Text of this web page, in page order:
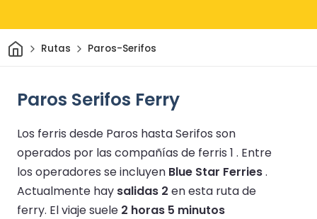
InicioRutas Paros-Serifos
Paros Serifos Ferry
Los ferris desde Paros hasta Serifos son
operados por las compañías de ferris 1 . Entre
los operadores se incluyen Blue Star Ferries.
Actualmente hay salidas 2 en esta ruta de
ferry. El viaje suele 2 horas 5 minutos